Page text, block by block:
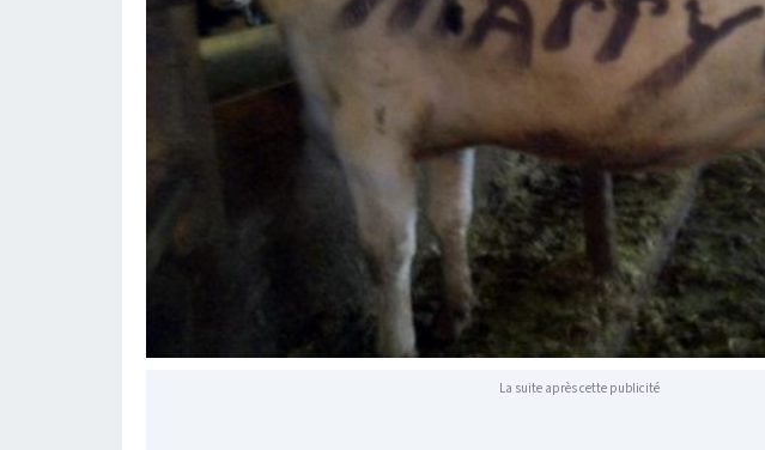
La suite après cette publicité